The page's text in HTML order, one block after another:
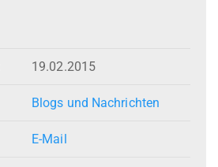
19.02.2015
Blogs und Nachrichten
E-Mail